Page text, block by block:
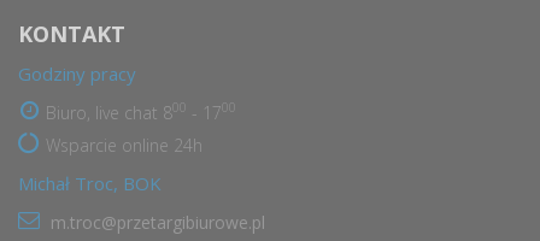
KONTAKT
Godziny pracy
Biuro, live chat 8 - 17
Wsparcie online 24h
Michał Troc, BOK
m.troc@przetargibiurowe.pl